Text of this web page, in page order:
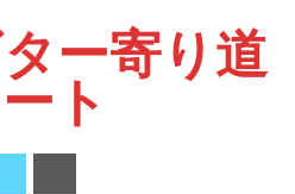
ー寄り道
ト